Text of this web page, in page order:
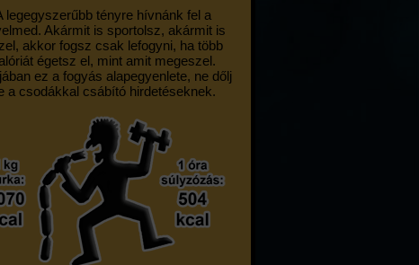
legegyszerűbb tényre hívnánk fel a
Akármit is sportolsz, akármit is
akkor fogsz csak lefogyni, ha több
égetsz el, mint amit megeszel.
ez a fogyás alapegyenlete, ne dőlj
a csodákkal csábító hirdetéseknek.